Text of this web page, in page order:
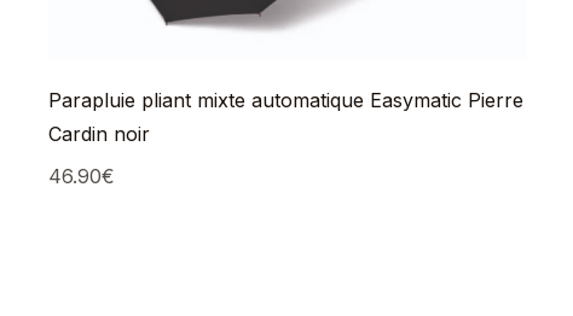
Parapluie pliant mixte automatique Easymatic Pierre
Cardin noir
46.90€